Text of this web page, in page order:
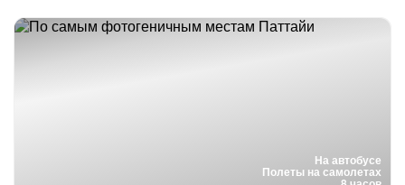
На автобусе
Полеты на самолетах